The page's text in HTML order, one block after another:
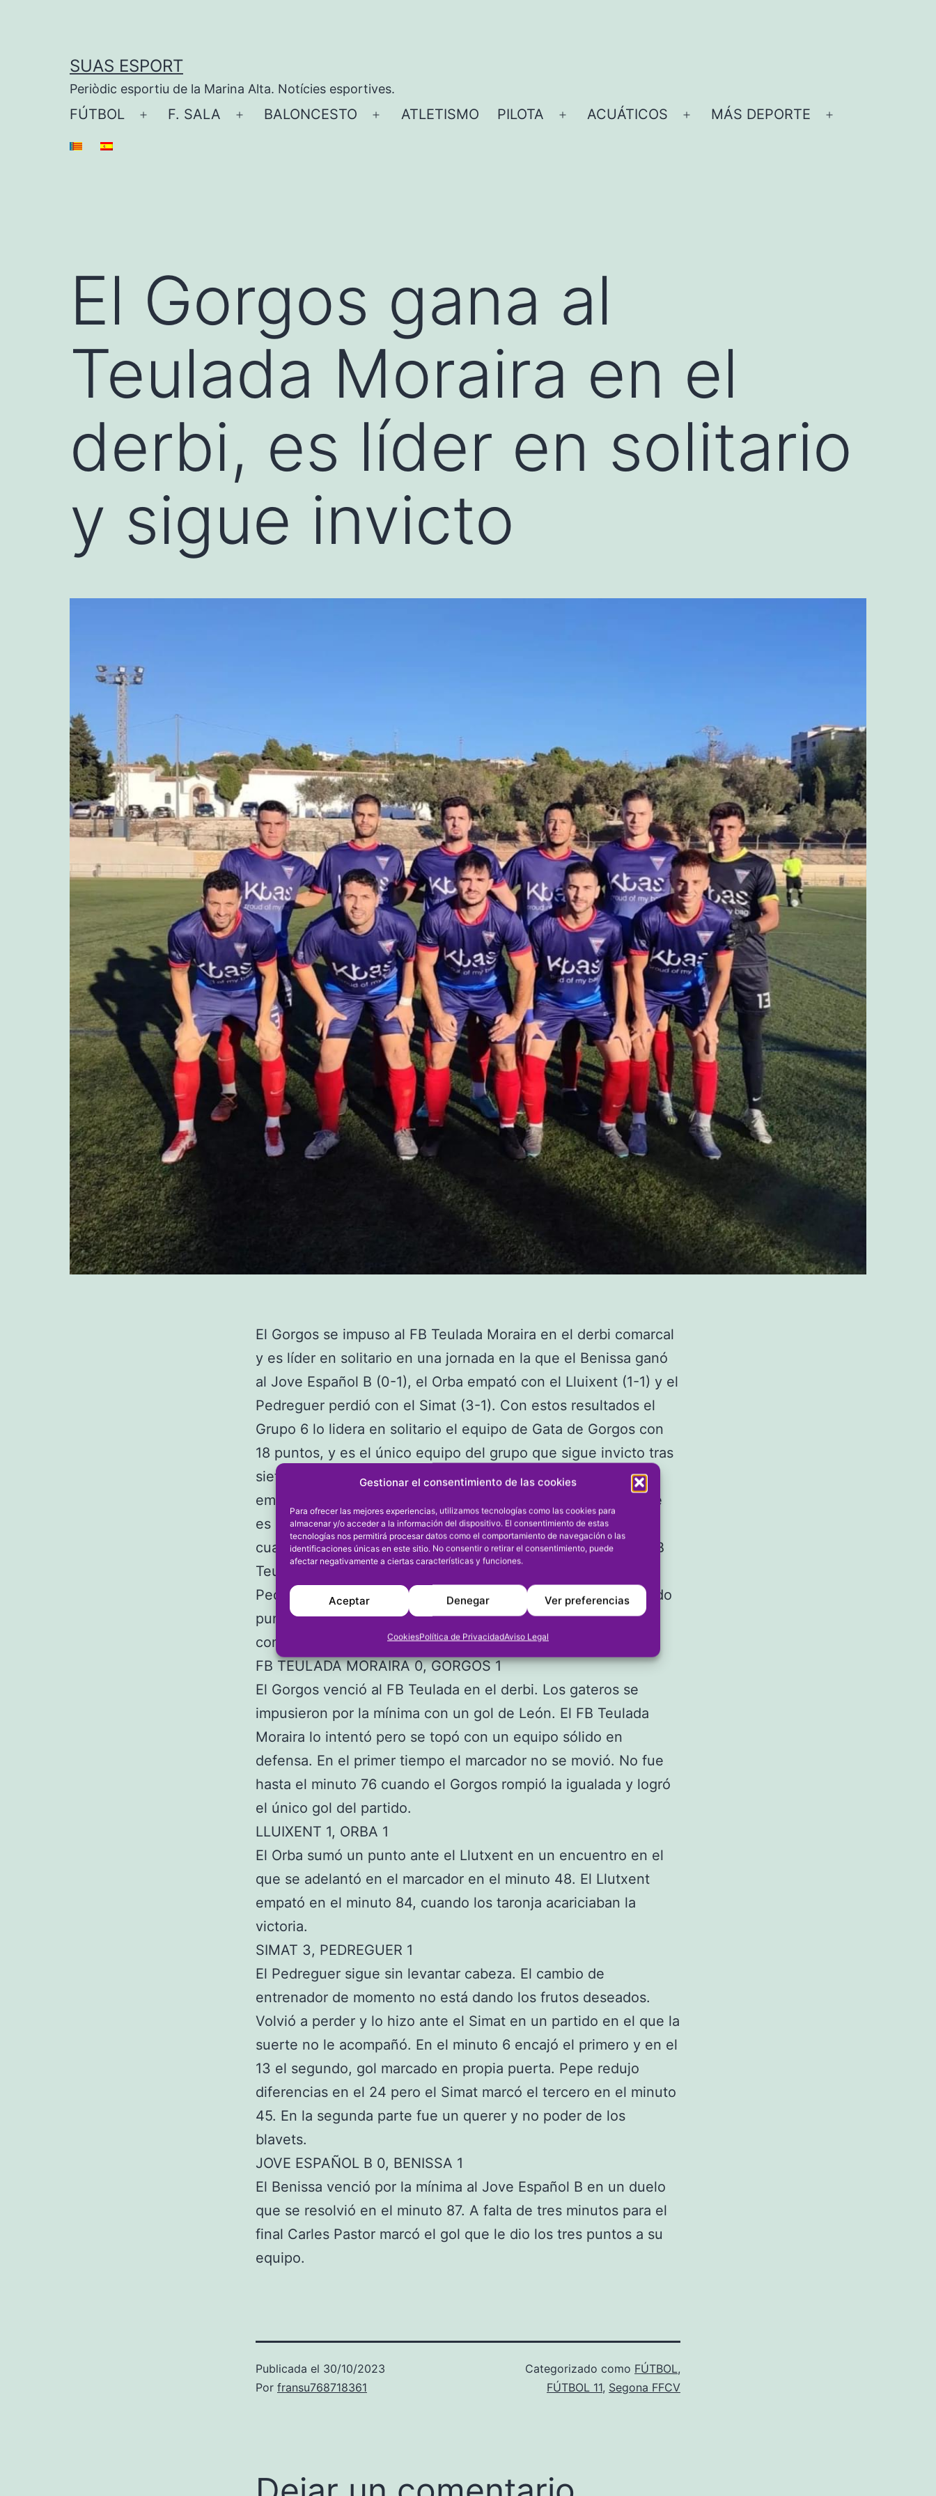
Gestionar el consentimiento de las cookies
Para ofrecer las mejores experiencias, utilizamos tecnologías como las cookies para
almacenar y/o acceder a la información del dispositivo. El consentimiento de estas
tecnologías nos permitirá procesar datos como el comportamiento de navegación o las
identificaciones únicas en este sitio. No consentir o retirar el consentimiento, puede
afectar negativamente a ciertas características y funciones.
Aceptar Denegar Ver preferencias
CookiesPolítica de PrivacidadAviso Legal
SUAS ESPORT
Periòdic esportiu de la Marina Alta. Notícies esportives.
FÚTBOL
Abrir
F. SALA
Abrir
BALONCESTO
Abrir
ATLETISMO PILOTA
Abrir
ACUÁTICOS
Abrir
MÁS DEPORTE
El Gorgos gana al
Teulada Moraira en el
derbi, es líder en solitario
y sigue invicto
El Gorgos se impuso al FB Teulada Moraira en el derbi comarcal
y es líder en solitario en una jornada en la que el Benissa ganó
al Jove Español B (0-1), el Orba empató con el Lluixent (1-1) y el
Pedreguer perdió con el Simat (3-1). Con estos resultados el
Grupo 6 lo lidera en solitario el equipo de Gata de Gorgos con
18 puntos, y es el único equipo del grupo que sigue invicto tras
siete jornadas en las que ha conseguido seis victorias y un
empate. El Gorgos tiene un punto más que el Bellreguard que
es segundo y dos más que Simat y Oliva, que son tercero y
cuarto respectivamente. El Orba es sexto con 11 puntos; el FB
Teulada Moraira es décimo cuarto con 4, y cierra la tabla el
Pedreguer que es el único equipo del grupo que no ha sumado
puntos. En el Grupo 7, el Benissa con este triunfo es décimo
con 10 puntos.
FB TEULADA MORAIRA 0, GORGOS 1
El Gorgos venció al FB Teulada en el derbi. Los gateros se
impusieron por la mínima con un gol de León. El FB Teulada
Moraira lo intentó pero se topó con un equipo sólido en
defensa. En el primer tiempo el marcador no se movió. No fue
hasta el minuto 76 cuando el Gorgos rompió la igualada y logró
el único gol del partido.
LLUIXENT 1, ORBA 1
El Orba sumó un punto ante el Llutxent en un encuentro en el
que se adelantó en el marcador en el minuto 48. El Llutxent
empató en el minuto 84, cuando los taronja acariciaban la
victoria.
SIMAT 3, PEDREGUER 1
El Pedreguer sigue sin levantar cabeza. El cambio de
entrenador de momento no está dando los frutos deseados.
Volvió a perder y lo hizo ante el Simat en un partido en el que la
suerte no le acompañó. En el minuto 6 encajó el primero y en el
13 el segundo, gol marcado en propia puerta. Pepe redujo
diferencias en el 24 pero el Simat marcó el tercero en el minuto
45. En la segunda parte fue un querer y no poder de los
blavets.
JOVE ESPAÑOL B 0, BENISSA 1
El Benissa venció por la mínima al Jove Español B en un duelo
que se resolvió en el minuto 87. A falta de tres minutos para el
final Carles Pastor marcó el gol que le dio los tres puntos a su
equipo.
Publicada el 30/10/2023
Por fransu768718361
Categorizado como FÚTBOL,
FÚTBOL 11, Segona FFCV